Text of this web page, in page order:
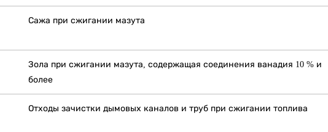
Сажа при сжигании мазута
Зола при сжигании мазута, содержащая соединения ванадия 10 % и
более
Отходы зачистки дымовых каналов и труб при сжигании топлива